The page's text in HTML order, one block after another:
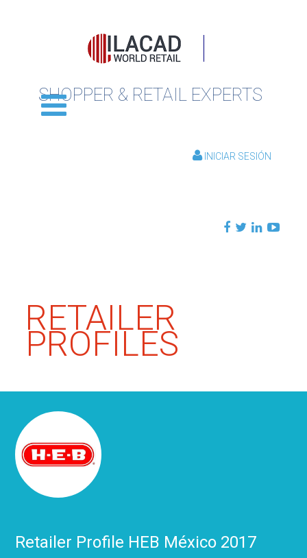
SHOPPER & RETAIL EXPERTS
INICIAR SESIÓN
RETAILER
PROFILES
Retailer Profile HEB México 2017